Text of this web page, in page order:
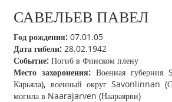
САВЕЛЬЕВ ПАВЕЛ
Год рождения: 07.01.05
Дата гибели: 28.02.1942
Событие: Погиб в Финском плену
Место захоронения: Военная губерния
Карьяла), военный округ Savonlinnan
могила в Naarajarven (Наараярви)